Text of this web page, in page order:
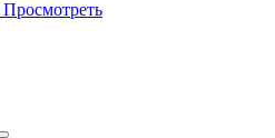
Просмотреть